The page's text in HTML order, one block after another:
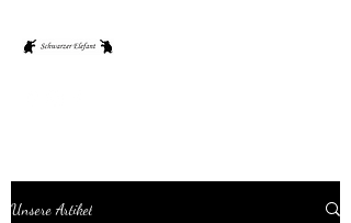
Unsere Artikel